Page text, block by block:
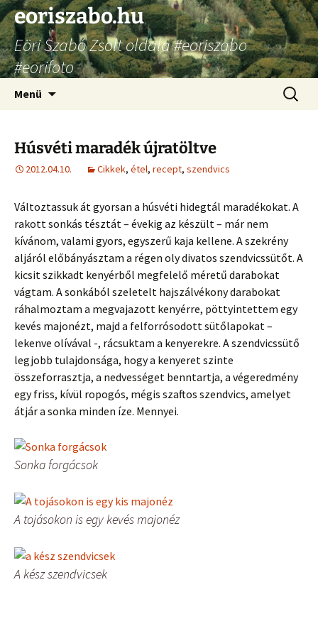
Ugrás
a
tartalomhoz
eoriszabo.hu
Eöri Szabó Zsolt oldala #eoriszabo
#eorifoto
Menü
Húsvéti maradék újratöltve
2012.04.10. Cikkek, étel, recept, szendvics
Változtassuk át gyorsan a húsvéti hidegtál maradékokat. A
rakott sonkás tésztát – évekig az készült – már nem
kívánom, valami gyors, egyszerű kaja kellene. A szekrény
aljáról előbányásztam a régen oly divatos szendvicssütőt. A
kicsit szikkadt kenyérből megfelelő méretű darabokat
vágtam. A sonkából szeletelt hajszálvékony darabokat
ráhalmoztam a megvajazott kenyérre, pöttyintettem egy
kevés majonézt, majd a felforrósodott sütőlapokat –
lekenve olívával -, rácsuktam a kenyerekre. A szendvicssütő
legjobb tulajdonsága, hogy a kenyeret szinte
összeforrasztja, a nedvességet benntartja, a végeredmény
egy friss, kívül ropogós, mégis szaftos szendvics, amelyet
átjár a sonka minden íze. Mennyei.
Sonka forgácsok
A tojásokon is egy kevés majonéz
A kész szendvicsek